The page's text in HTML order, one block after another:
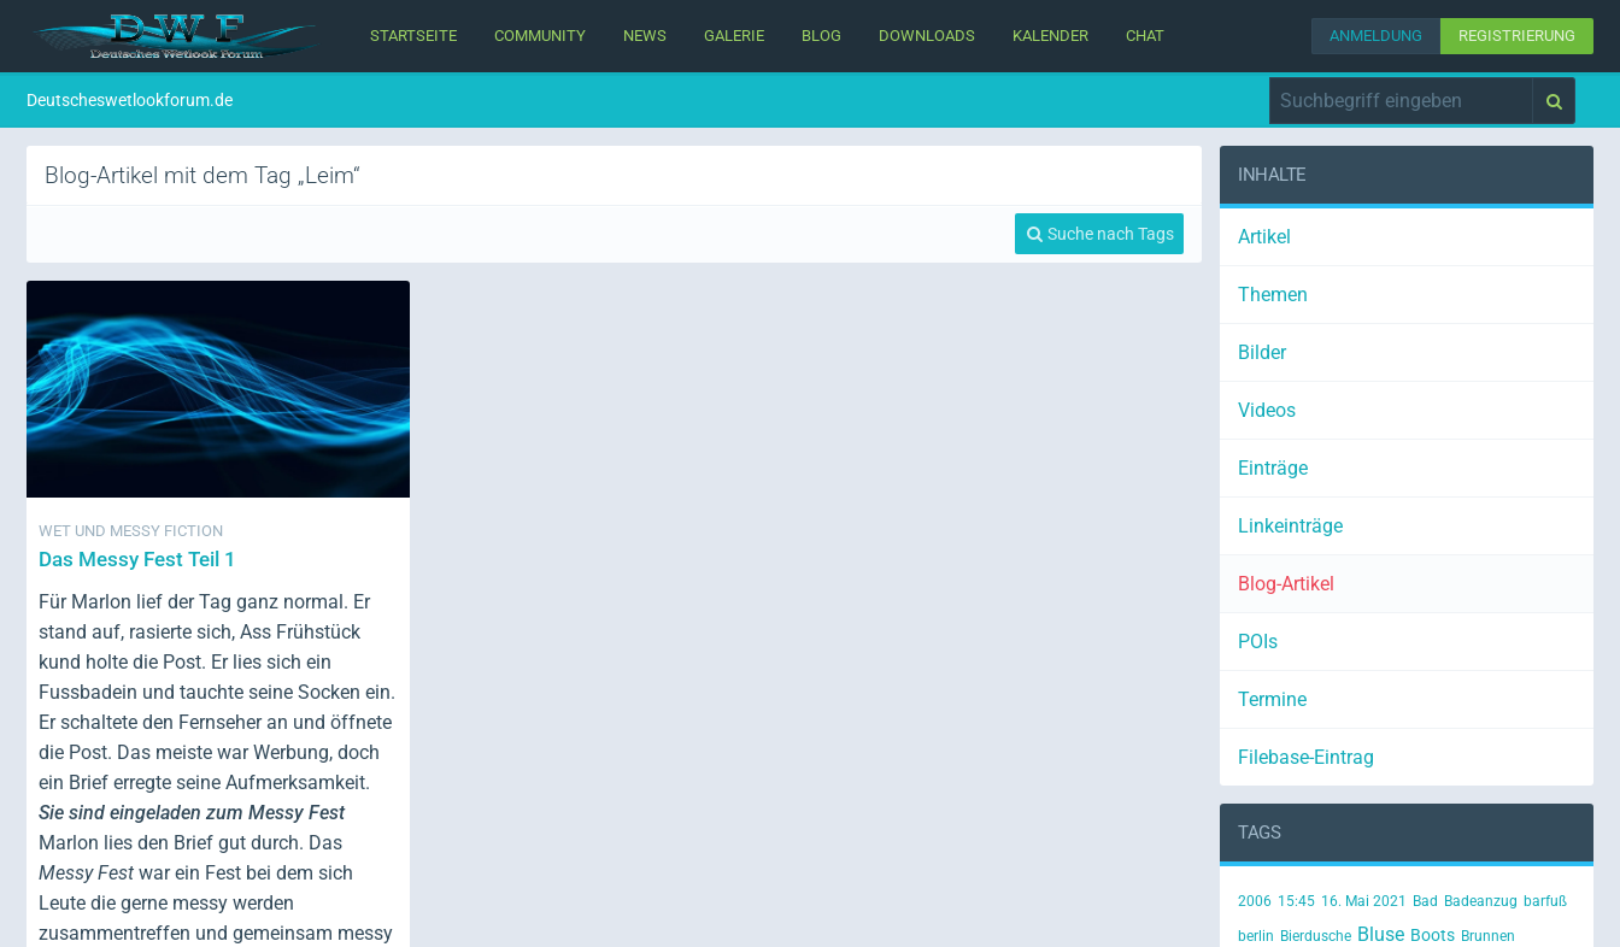
STARTSEITE COMMUNITY NEWS GALERIE BLOG DOWNLOADS KALENDER CHAT ANMELDUNG REGISTRIERUNG
Deutscheswetlookforum.de
Blog-Artikel mit dem Tag „Leim“
Suche nach Tags
WET UND MESSY FICTION
Das Messy Fest Teil 1
Für Marlon lief der Tag ganz normal. Er
stand auf, rasierte sich, Ass Frühstück
kund holte die Post. Er lies sich ein
Fussbadein und tauchte seine Socken ein.
Er schaltete den Fernseher an und öffnete
die Post. Das meiste war Werbung, doch
ein Brief erregte seine Aufmerksamkeit.
Sie sind eingeladen zum Messy Fest
Marlon lies den Brief gut durch. Das
Messy Fest war ein Fest bei dem sich
Leute die gerne messy werden
zusammentreffen und gemeinsam messy
INHALTE
Artikel
Themen
Bilder
Videos
Einträge
Linkeinträge
Blog-Artikel
POIs
Termine
Filebase-Eintrag
TAGS
2006 15:45 16. Mai 2021 Bad Badeanzug barfuß
berlin Bierdusche Bluse Boots Brunnen